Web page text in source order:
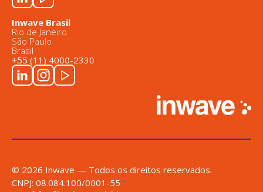
Inwave Brasil
Rio de Janeiro
São Paulo
Brasil
+55 (11) 4000-2330
© 2026 Inwave — Todos os direitos reservados.
CNPJ: 08.084.100/0001-55